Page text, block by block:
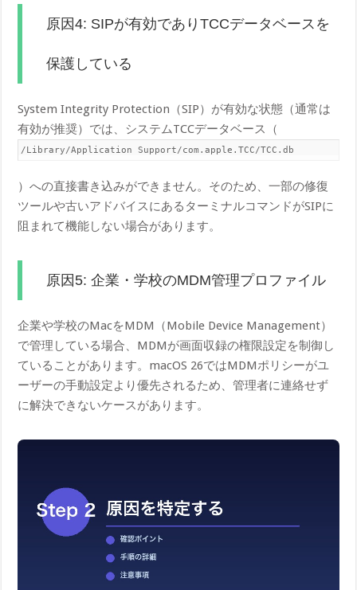
原因4: SIPが有効でありTCCデータベースを
保護している
System Integrity Protection（SIP）が有効な状態（通常は
有効が推奨）では、システムTCCデータベース（
/Library/Application Support/com.apple.TCC/TCC.db
）への直接書き込みができません。そのため、一部の修復
ツールや古いアドバイスにあるターミナルコマンドがSIPに
阻まれて機能しない場合があります。
原因5: 企業・学校のMDM管理プロファイル
企業や学校のMacをMDM（Mobile Device Management）
で管理している場合、MDMが画面収録の権限設定を制御し
ていることがあります。macOS 26ではMDMポリシーがユ
ーザーの手動設定より優先されるため、管理者に連絡せず
に解決できないケースがあります。